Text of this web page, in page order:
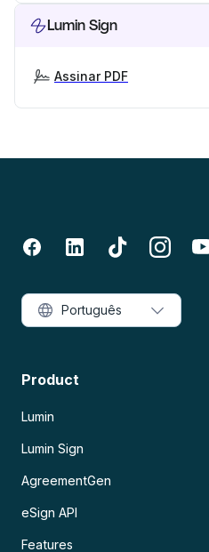
Lumin Sign
Assinar PDF
Product
Lumin
Lumin Sign
AgreementGen
eSign API
Features
Português